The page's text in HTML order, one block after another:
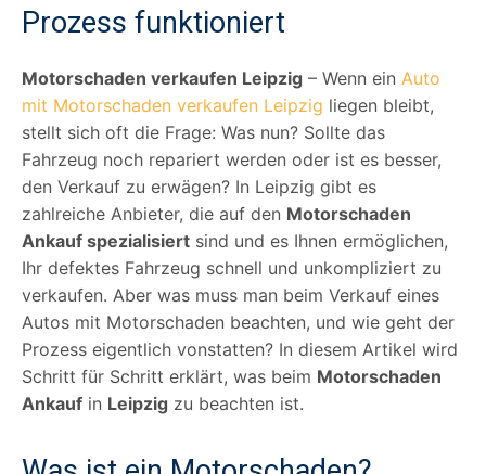
Prozess funktioniert
Motorschaden verkaufen Leipzig – Wenn ein Auto
mit Motorschaden verkaufen Leipzig liegen bleibt,
stellt sich oft die Frage: Was nun? Sollte das
Fahrzeug noch repariert werden oder ist es besser,
den Verkauf zu erwägen? In Leipzig gibt es
zahlreiche Anbieter, die auf den Motorschaden
Ankauf spezialisiert sind und es Ihnen ermöglichen,
Ihr defektes Fahrzeug schnell und unkompliziert zu
verkaufen. Aber was muss man beim Verkauf eines
Autos mit Motorschaden beachten, und wie geht der
Prozess eigentlich vonstatten? In diesem Artikel wird
Schritt für Schritt erklärt, was beim Motorschaden
Ankauf in Leipzig zu beachten ist.